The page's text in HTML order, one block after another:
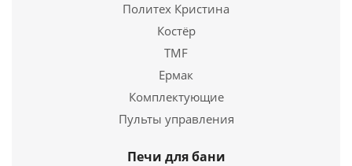
Купить в 1 клик
Политех Кристина
Костёр
TMF
Ермак
Комплектующие
Пульты управления
Печи для бани